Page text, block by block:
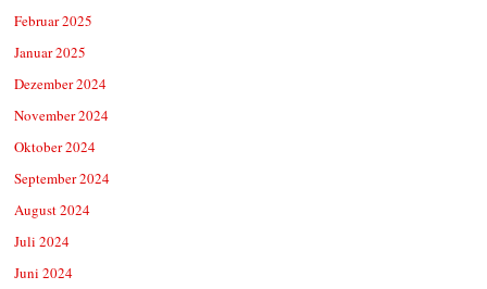
Februar 2025
Januar 2025
Dezember 2024
November 2024
Oktober 2024
September 2024
August 2024
Juli 2024
Juni 2024